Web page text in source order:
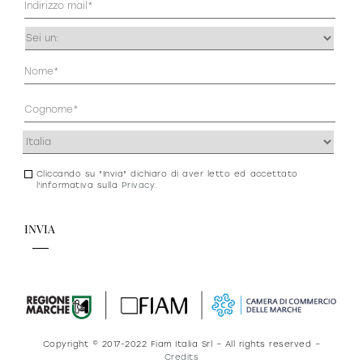
Sofisticato deciso
(Obbligatorio)
Occupazione
Anagrafica
Indirizzo
Consenso
Cliccando su "Invia" dichiaro di aver letto ed accettato
l'informativa sulla Privacy.
Copyright © 2017-2022 Fiam Italia Srl – All rights reserved –
Credits